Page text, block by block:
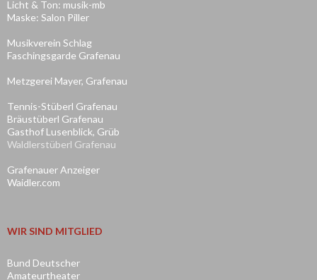
Licht & Ton: musik-mb
Maske: Salon Piller
Musikverein Schlag
Faschingsgarde Grafenau
Metzgerei Mayer, Grafenau
Tennis-Stüberl Grafenau
Bräustüberl Grafenau
Gasthof Lusenblick, Grüb
Waldlerstüberl Grafenau
Grafenauer Anzeiger
Waidler.com
WIR SIND MITGLIED
Bund Deutscher
Amateurtheater